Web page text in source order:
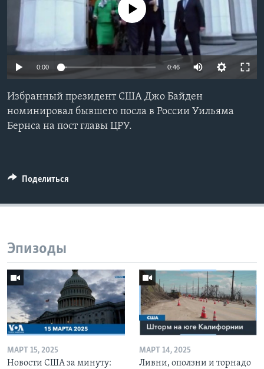
Learning English
СОЦИАЛЬНЫЕ СЕТИ
Языки
No media source currently available
0:00 0:46
Избранный президент США Джо Байден
номинировал бывшего посла в России Уильяма
Бернса на пост главы ЦРУ.
Поделиться
Эпизоды
МАРТ 15, 2025
Новости США за минуту:
МАРТ 14, 2025
Ливни, оползни и торнадо